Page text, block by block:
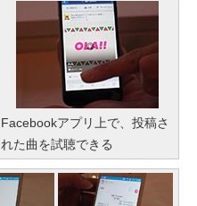
Facebookアプリ上で、投稿さ
れた曲を試聴できる